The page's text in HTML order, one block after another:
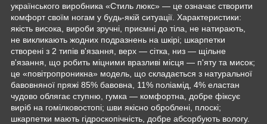
українського виробника «Стиль люкс» — це означає створити
комфорт своїм ногам у будь-якій ситуації. Характеристики:
якість висока, вироби зручні, приємні до тіла, не натирають,
не викликають жодних подразнень на шкірі; шкарпетки
створені з 2 типів в'язання, верх — сітка, низ — щільне
в'язання, що робить міцними вразливі місця — п'яту та мисок;
це «повітропроникна» модель, що складається з натуральної
бавовняної пряжі 85% бавовна, 11% поліамід, 4% еластан
чудово облягає ступню, гумка — комфортна, добре фіксує
виріб на гомілковостопі; шви якісно оброблені, плоскі;
шкарпетки мають гідроскопічність, добре абсорбують вологу.